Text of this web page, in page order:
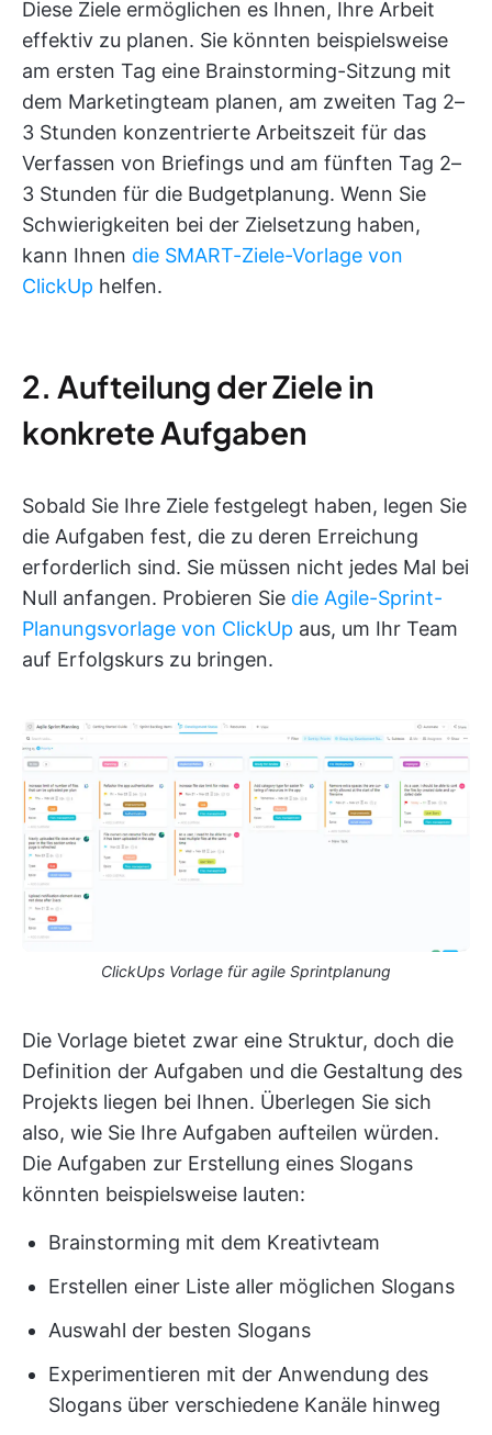
Diese Ziele ermöglichen es Ihnen, Ihre Arbeit
effektiv zu planen. Sie könnten beispielsweise
am ersten Tag eine Brainstorming-Sitzung mit
dem Marketingteam planen, am zweiten Tag 2–
3 Stunden konzentrierte Arbeitszeit für das
Verfassen von Briefings und am fünften Tag 2–
3 Stunden für die Budgetplanung. Wenn Sie
Schwierigkeiten bei der Zielsetzung haben,
kann Ihnen die SMART-Ziele-Vorlage von
ClickUp helfen.
2. Aufteilung der Ziele in
konkrete Aufgaben
Sobald Sie Ihre Ziele festgelegt haben, legen Sie
die Aufgaben fest, die zu deren Erreichung
erforderlich sind. Sie müssen nicht jedes Mal bei
Null anfangen. Probieren Sie die Agile-Sprint-
Planungsvorlage von ClickUp aus, um Ihr Team
auf Erfolgskurs zu bringen.
ClickUps Vorlage für agile Sprintplanung
Die Vorlage bietet zwar eine Struktur, doch die
Definition der Aufgaben und die Gestaltung des
Projekts liegen bei Ihnen. Überlegen Sie sich
also, wie Sie Ihre Aufgaben aufteilen würden.
Die Aufgaben zur Erstellung eines Slogans
könnten beispielsweise lauten:
Brainstorming mit dem Kreativteam
Erstellen einer Liste aller möglichen Slogans
Auswahl der besten Slogans
Experimentieren mit der Anwendung des
Slogans über verschiedene Kanäle hinweg